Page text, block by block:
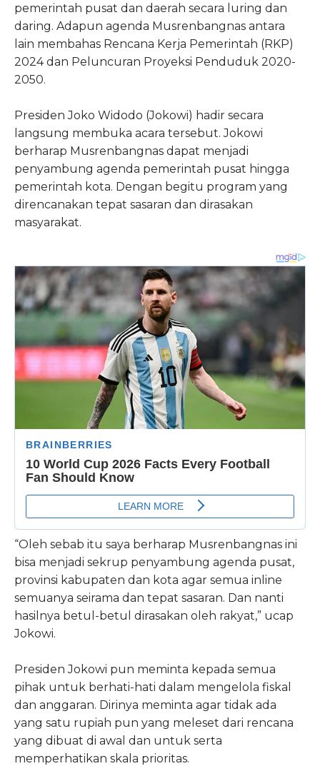
pemerintah pusat dan daerah secara luring dan
daring. Adapun agenda Musrenbangnas antara
lain membahas Rencana Kerja Pemerintah (RKP)
2024 dan Peluncuran Proyeksi Penduduk 2020-
2050.
Presiden Joko Widodo (Jokowi) hadir secara
langsung membuka acara tersebut. Jokowi
berharap Musrenbangnas dapat menjadi
penyambung agenda pemerintah pusat hingga
pemerintah kota. Dengan begitu program yang
direncanakan tepat sasaran dan dirasakan
masyarakat.
“Oleh sebab itu saya berharap Musrenbangnas ini
bisa menjadi sekrup penyambung agenda pusat,
provinsi kabupaten dan kota agar semua inline
semuanya seirama dan tepat sasaran. Dan nanti
hasilnya betul-betul dirasakan oleh rakyat,” ucap
Jokowi.
Presiden Jokowi pun meminta kepada semua
pihak untuk berhati-hati dalam mengelola fiskal
dan anggaran. Dirinya meminta agar tidak ada
yang satu rupiah pun yang meleset dari rencana
yang dibuat di awal dan untuk serta
memperhatikan skala prioritas.